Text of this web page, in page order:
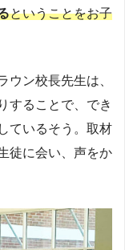
ということをお子
ウン校長先生は、
することで、でき
ているそう。取材
徒に会い、声をか